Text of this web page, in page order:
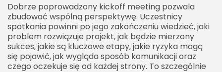
Dobrze poprowadzony kickoff meeting pozwala
zbudować wspólną perspektywę. Uczestnicy
spotkania powinni po jego zakończeniu wiedzieć, jaki
problem rozwiązuje projekt, jak będzie mierzony
sukces, jakie są kluczowe etapy, jakie ryzyka mogą
się pojawić, jak wygląda sposób komunikacji oraz
czego oczekuje się od każdej strony. To szczególnie
Kickoff meeting online
Materiały po kickoff meetingu
Jak mierzyć skuteczność kickoff meetingu
Kickoff meeting a budowanie zaangażowania
zespołu